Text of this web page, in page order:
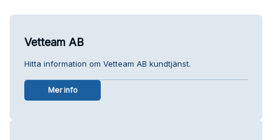
Vetteam AB
Hitta information om Vetteam AB kundtjänst.
Mer info